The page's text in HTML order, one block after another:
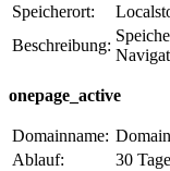
Speicherort:
Beschreibung:
onepage_active
Domainname:
Ablauf:
30 Tage